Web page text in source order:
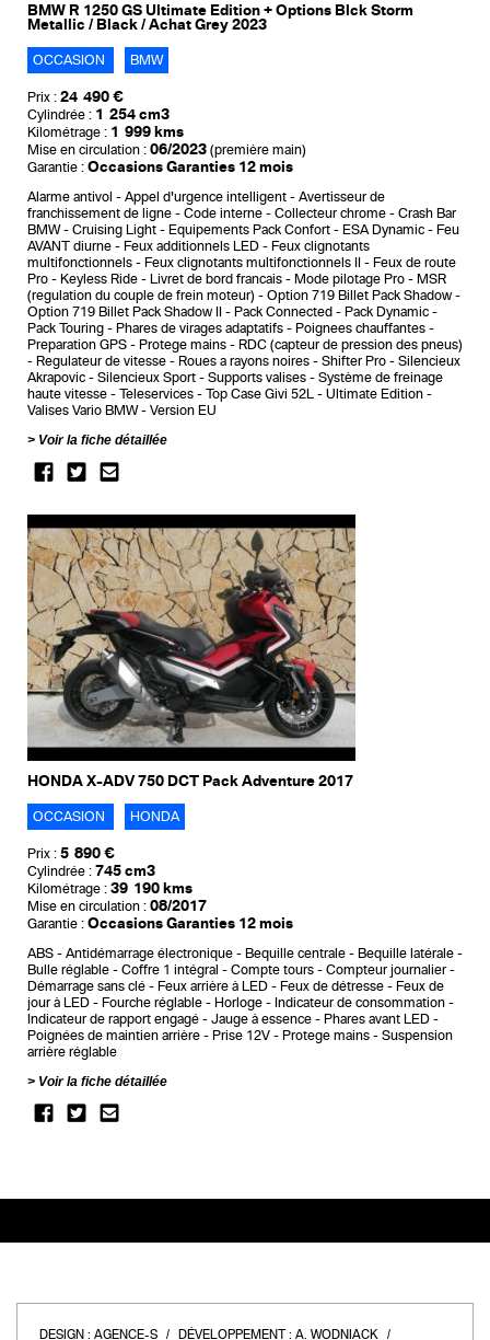
BMW R 1250 GS Ultimate Edition + Options Blck Storm
Metallic / Black / Achat Grey 2023
OCCASION BMW
Prix : 24 490 €
Cylindrée : 1 254 cm3
Kilométrage : 1 999 kms
Mise en circulation : 06/2023 (première main)
Garantie : Occasions Garanties 12 mois
Alarme antivol Appel d'urgence intelligent
Avertisseur de
franchissement de ligne
Code interne Collecteur chrome
Crash Bar
BMW
Cruising Light Equipements Pack Confort ESA Dynamic
Feu
AVANT diurne
Feux additionnels LED
Feux clignotants
multifonctionnels
Feux clignotants multifonctionnels II
Feux de route
Pro
Keyless Ride Livret de bord francais Mode pilotage Pro
MSR
(regulation du couple de frein moteur)
Option 719 Billet Pack Shadow
Option 719 Billet Pack Shadow II
Pack Connected
Pack Dynamic
Pack Touring
Phares de virages adaptatifs
Poignees chauffantes
Preparation GPS
Protege mains
RDC (capteur de pression des pneus)
Regulateur de vitesse
Roues a rayons noires Shifter Pro
Silencieux
Akrapovic
Silencieux Sport Supports valises
Système de freinage
haute vitesse
Teleservices Top Case Givi 52L
Ultimate Edition
Valises Vario BMW
Version EU
Voir la fiche détaillée
HONDA X-ADV 750 DCT Pack Adventure 2017
OCCASION HONDA
Prix : 5 890 €
Cylindrée : 745 cm3
Kilométrage : 39 190 kms
Mise en circulation : 08/2017
Garantie : Occasions Garanties 12 mois
ABS Antidémarrage électronique Bequille centrale
Bequille latérale
Bulle réglable
Coffre 1 intégral Compte tours
Compteur journalier
Démarrage sans clé
Feux arrière à LED Feux de détresse
Feux de
jour à LED
Fourche réglable Horloge
Indicateur de consommation
Indicateur de rapport engagé
Jauge à essence
Phares avant LED
Poignées de maintien arrière
Prise 12V Protege mains
Suspension
arrière réglable
Voir la fiche détaillée
DESIGN : AGENCE-S DÉVELOPPEMENT : A. WODNIACK